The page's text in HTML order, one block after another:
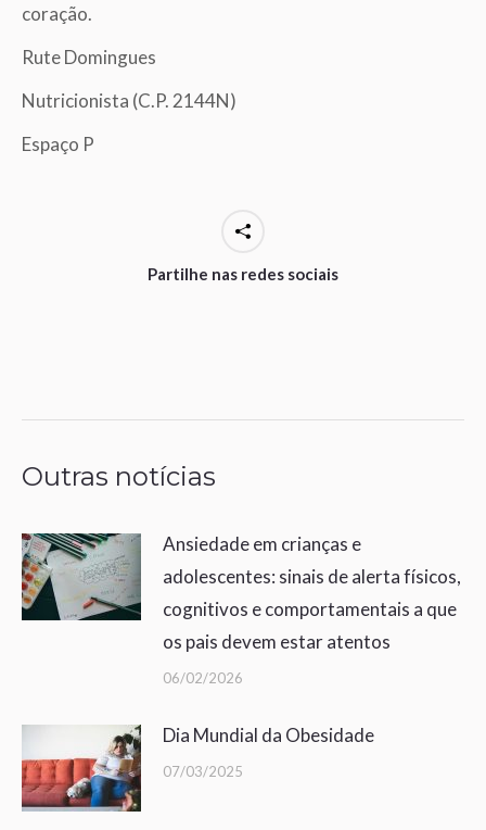
coração.
Rute Domingues
Nutricionista (C.P. 2144N)
Espaço P
Partilhe nas redes sociais
navigation
Outras notícias
Ansiedade em crianças e
adolescentes: sinais de alerta físicos,
cognitivos e comportamentais a que
os pais devem estar atentos
06/02/2026
Dia Mundial da Obesidade
07/03/2025